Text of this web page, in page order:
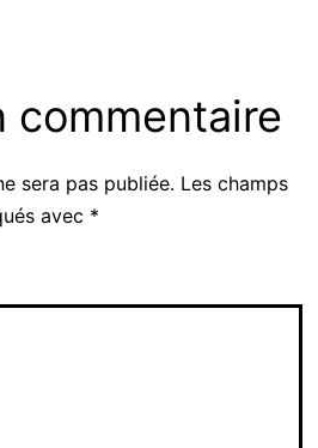
commentaire
sera pas publiée. Les champs
avec *